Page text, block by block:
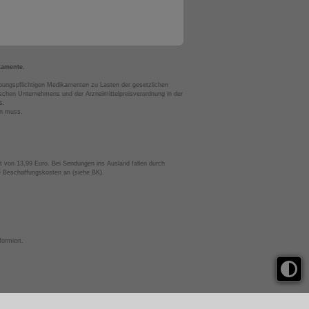
Medikamenten zu Lasten der gesetzlichen
Unternehmens und der Arzneimittelpreisverordnung in der
muss.
13,99 Euro. Bei Sendungen ins Ausland fallen durch
an (siehe BK).